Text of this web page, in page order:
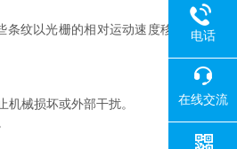
纹以光栅的相对运动速度移
械损坏或外部干扰。
电话
在线交流